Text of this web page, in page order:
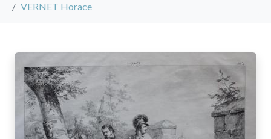
VERNET Horace